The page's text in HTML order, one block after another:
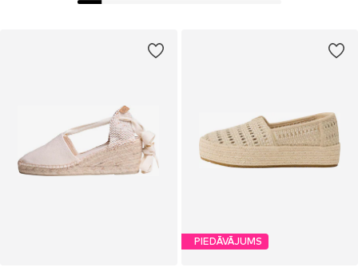
PIEDĀVĀJUMS